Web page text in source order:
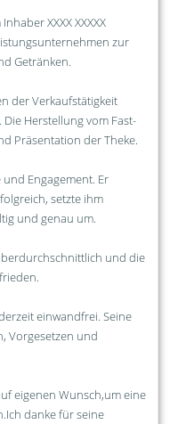
XXXX XXXXX
zur
Getränken.
der Verkaufstätigkeit
Herstellung vom Fast-
Präsentation der Theke.
und Engagement. Er
setzte ihm
und genau um.
und die
einwandfrei. Seine
Vorgesetzen und
eigenen Wunsch,um eine
danke für seine